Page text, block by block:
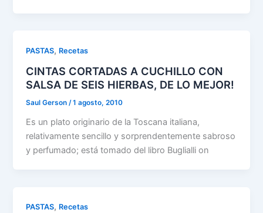
PASTAS, Recetas
CINTAS CORTADAS A CUCHILLO CON
SALSA DE SEIS HIERBAS, DE LO MEJOR!
Saul Gerson /1 agosto, 2010
Es un plato originario de la Toscana italiana,
relativamente sencillo y sorprendentemente sabroso
y perfumado; está tomado del libro Buglialli on
PASTAS, Recetas